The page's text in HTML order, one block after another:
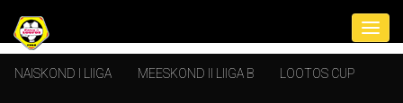
NAISKOND I LIIGA MEESKOND II LIIGA B LOOTOS CUP